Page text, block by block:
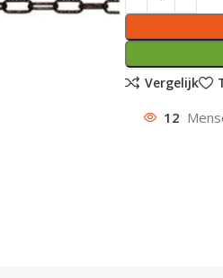
Vergelijk
12